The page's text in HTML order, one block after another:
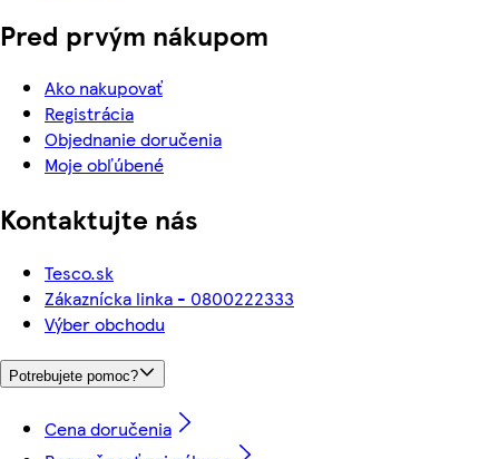
Pred prvým nákupom
Ako nakupovať
Registrácia
Objednanie doručenia
Moje obľúbené
Kontaktujte nás
Tesco.sk
Zákaznícka linka - 0800222333
Výber obchodu
Potrebujete pomoc?
Cena doručenia